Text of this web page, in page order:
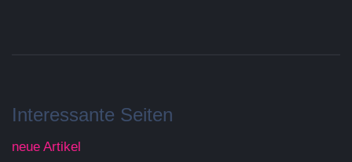
Interessante Seiten
neue Artikel